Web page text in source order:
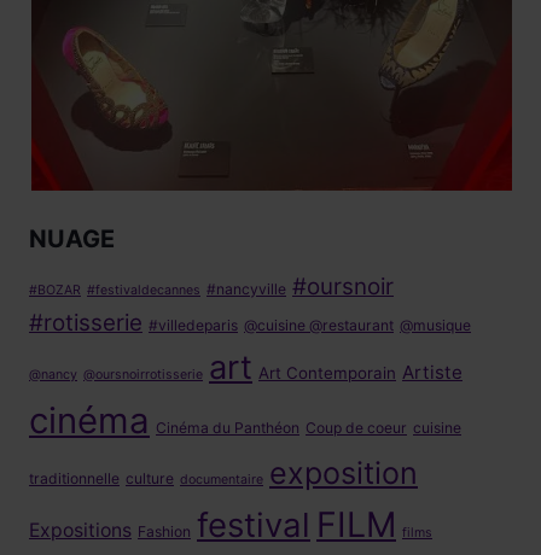
NUAGE
#BOZAR #festivaldecannes #nancyville #oursnoir
#rotisserie #villedeparis @cuisine @restaurant @musique
@nancy @oursnoirrotisserie art Art Contemporain Artiste
cinéma Cinéma du Panthéon Coup de coeur cuisine
traditionnelle culture documentaire exposition
Expositions Fashion festival FILM films